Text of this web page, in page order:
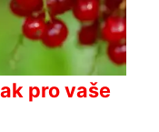
pro vaše